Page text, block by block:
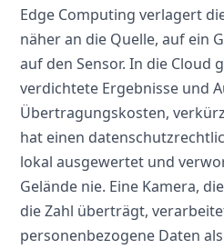
Edge Computing verlagert
näher an die Quelle, auf ein
auf den Sensor. In die Cloud
verdichtete Ergebnisse und
Übertragungskosten,
hat einen
lokal ausgewertet und
Gelände nie. Eine Kamera,
die Zahl überträgt,
personenbezogene Daten